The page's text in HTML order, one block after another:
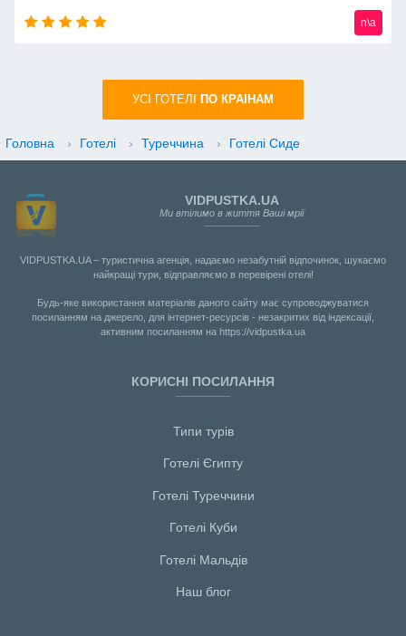
n\a
УСI ГОТЕЛІ ПО КРАIНАМ
Головна › Готелі › Туреччина › Готелі Сиде
VIDPUSTKA.UA
Ми втілимо в життя Ваші мрії
VIDPUSTKA.UA – туристична агенція, надаємо незабутній відпочинок, шукаємо
найкращі тури, відправляємо в перевірені отелі!
Будь-яке використання матеріалів даного сайту має супроводжуватися
посиланням на джерело, для інтернет-ресурсів - незакритих від індексації,
активним посиланням на https://vidpustka.ua
КОРИСНІ ПОСИЛАННЯ
Типи турів
Готелі Єгипту
Готелі Туреччини
Готелі Куби
Готелі Мальдiв
Наш блог